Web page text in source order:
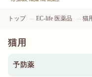
トップ EC-life 医薬品 猫
猫用
予防薬